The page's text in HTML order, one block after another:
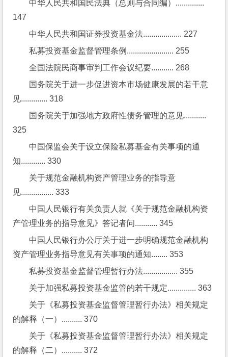
中华人民共和国民法典（总则与合同编）..............
147
中华人民共和国证券投资基金法................... 227
私募投资基金监督管理条例....................... 255
全国法院民商事审判工作会议纪要........... 268
国务院关于进一步促进资本市场健康发展的若干意
见............. 318
国务院关于加强地方政府性债务管理的意见...........
325
中国保监会关于设立保险私募基金有关事项的通
知............ 330
关于规范金融机构资产管理业务的指导意
见................ 333
中国人民银行有关负责人就《关于规范金融机构资
产管理业务的指导意见》答记者问........... 345
中国人民银行办公厅关于进一步明确规范金融机构
资产管理业务指导意见有关事项的通知........ 353
私募投资基金监督管理暂行办法................. 355
关于加强私募投资基金监管的若干规定.............. 363
关于《私募投资基金监督管理暂行办法》相关规定
的解释（一）.......... 370
关于《私募投资基金监督管理暂行办法》相关规定
的解释（二）.......... 372